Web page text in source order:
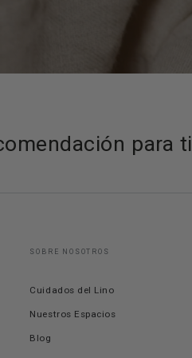
para ti
SOBRE NOSOTROS
Cuidados del Lino
Nuestros Espacios
Blog